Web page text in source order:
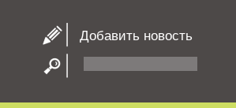
Добавить новость